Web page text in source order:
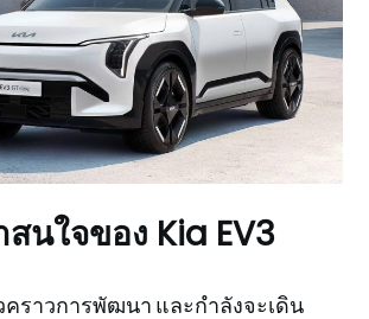
นใจของ Kia EV3
ราวการพัฒนา และกำลังจะเดิน